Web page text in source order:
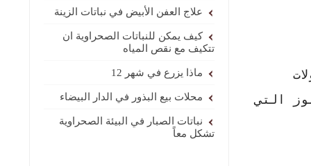
التي
علاج العفن الأبيض في نباتات الزينة
كيف يمكن للنباتات الصحراوية ان
تتكيف مع نقص المياه
ماذا يزرع في شهر 12
محلات بيع البذور في الدار البيضاء
نباتات الصبار في البيئة الصحراوية
تشكل معاً